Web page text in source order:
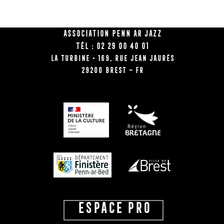
Association Penn Ar Jazz
Tél : 02 29 00 40 01
La Turbine • 169, rue Jean Jaurès
29200 BREST – FR
ESPACE PRO